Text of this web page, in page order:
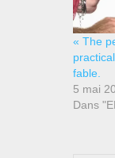
« The
fable.
5 mai
Dans